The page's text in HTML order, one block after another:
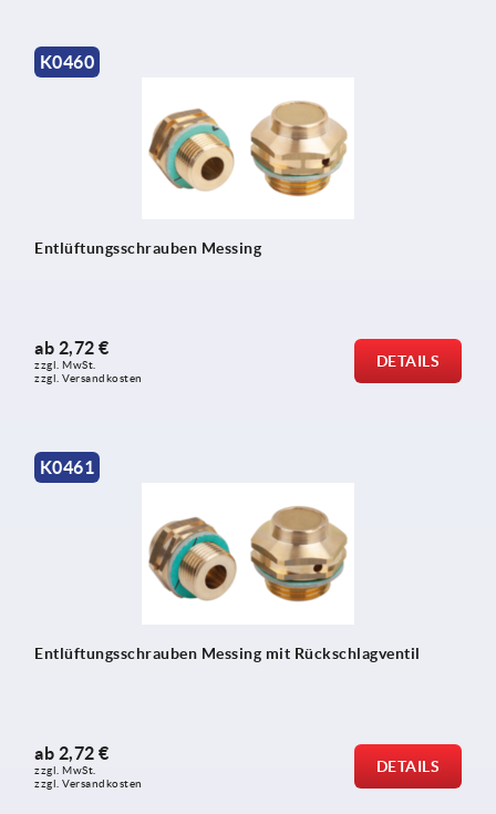
K0460
Entlüftungsschrauben Messing
ab 2,72 €
zzgl. MwSt.
zzgl. Versandkosten
DETAILS
K0461
Entlüftungsschrauben Messing mit Rückschlagventil
ab 2,72 €
zzgl. MwSt.
zzgl. Versandkosten
DETAILS